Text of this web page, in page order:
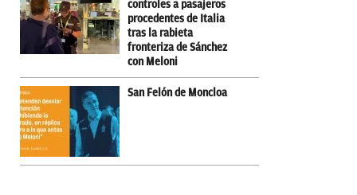
controles a pasajeros
procedentes de Italia
tras la rabieta
fronteriza de Sánchez
con Meloni
San Felón de Moncloa